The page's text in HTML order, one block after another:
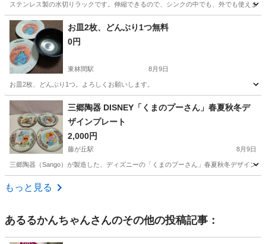
ステンレス製の水切りラックです。伸縮できるので、シンクの中でも、外でも使えま
神奈川 横浜市 妙蓮寺駅 家庭用品
お皿2枚、どんぶり1つ無料
0円
東林間駅 8月9日
お皿2枚、どんぶり1つ。よろしくお願いします。
神奈川 相模原市 東林間駅 調理器具
三郷陶器 DISNEY「くまのプーさん」春夏秋冬デ
ザインプレート
2,000円
藤が丘駅 8月9日
三郷陶器（Sango）が製造した、ディズニーの「くまのプーさん」春夏秋冬デザイン
神奈川 横浜市
もっと見る
あるるかんちゃんさんのその他の投稿記事：